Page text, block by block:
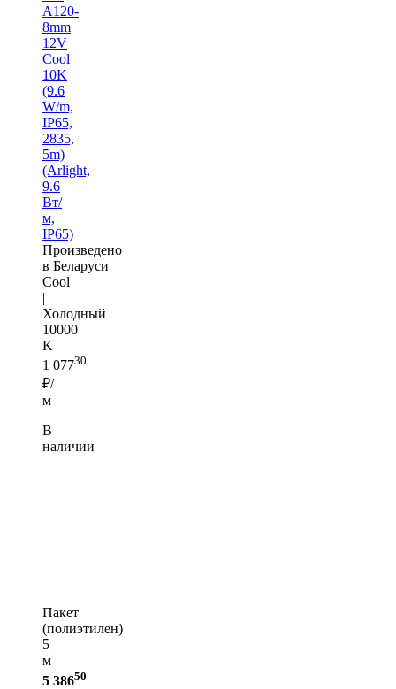
A120-
8mm
12V
Cool
10K
(9.6
W/m,
IP65,
2835,
5m)
(Arlight,
9.6
Вт/
м,
IP65)
Произведено
в Беларуси
Cool
|
Холодный
10000
K
1 07730
₽/
м
В
наличии
Пакет
(полиэтилен)
5
м —
5 38650